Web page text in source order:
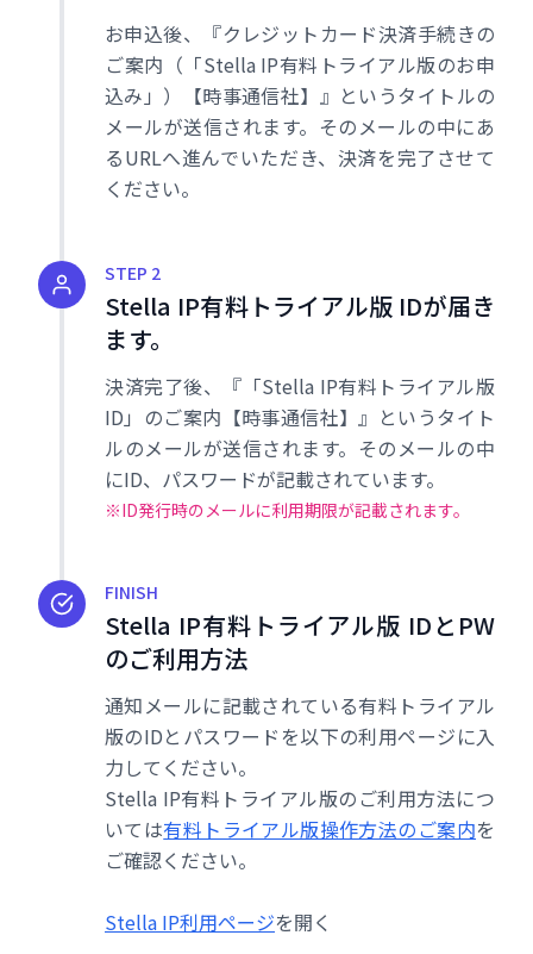
お申込後、『クレジットカード決済手続きの
ご案内（「Stella IP有料トライアル版のお申
込み」）【時事通信社】』というタイトルの
メールが送信されます。そのメールの中にあ
るURLへ進んでいただき、決済を完了させて
ください。
STEP 2
Stella IP有料トライアル版 IDが届き
ます。
決済完了後、『「Stella IP有料トライアル版
ID」のご案内【時事通信社】』というタイト
ルのメールが送信されます。そのメールの中
にID、パスワードが記載されています。
※ID発行時のメールに利用期限が記載されます。
FINISH
Stella IP有料トライアル版 IDとPW
のご利用方法
通知メールに記載されている有料トライアル
版のIDとパスワードを以下の利用ページに入
力してください。
Stella IP有料トライアル版のご利用方法につ
いては有料トライアル版操作方法のご案内を
ご確認ください。
Stella IP利用ページを開く